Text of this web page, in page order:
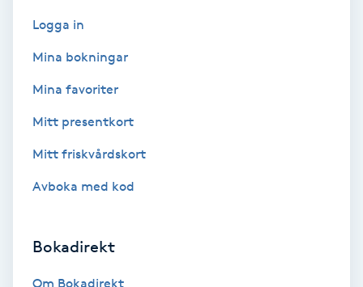
Yin Yoga
Yoga Nidra
Yogamassage
Zonterapi
Logga in
Mina bokningar
Mina favoriter
Mitt presentkort
Mitt friskvårdskort
Avboka med kod
Bokadirekt
Om Bokadirekt